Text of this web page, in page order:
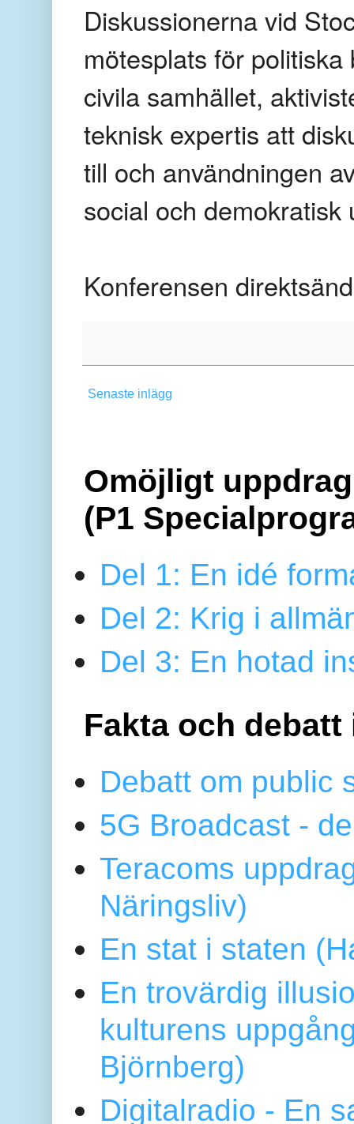
Diskussionerna vid
mötesplats för
civila samhället,
teknisk expertis att
till och användningen
social och demokratisk
Konferensen
Senaste inlägg
Omöjligt
(P1
Del 1: En idé
Del 2: Krig i
Del 3: En hotad
Fakta och debatt
Debatt om public
5G Broadcast -
Teracoms
Näringsliv)
En stat i staten
En trovärdig
kulturens
Björnberg)
Digitalradio - En